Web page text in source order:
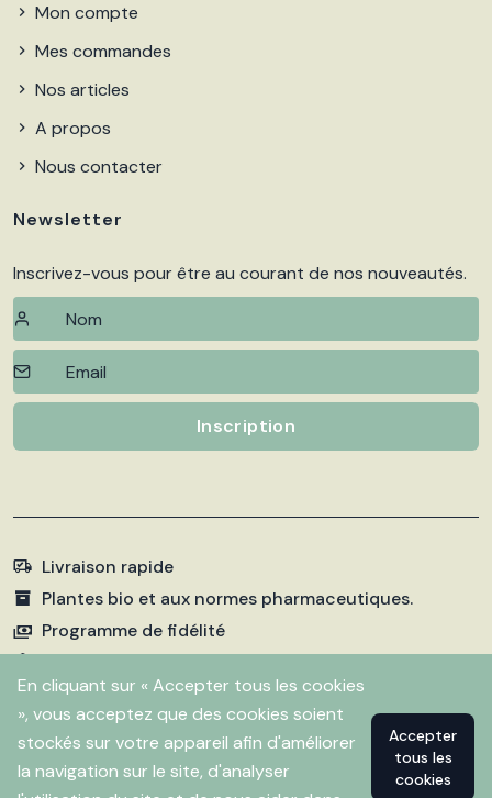
En cliquant sur « Accepter tous les cookies
», vous acceptez que des cookies soient
stockés sur votre appareil afin d'améliorer
la navigation sur le site, d'analyser
Accepter
tous les
cookies
Mon compte
Mes commandes
Nos articles
A propos
Nous contacter
Newsletter
Inscrivez-vous pour être au courant de nos nouveautés.
Inscription
Livraison rapide
Plantes bio et aux normes pharmaceutiques.
Programme de fidélité
Paiements sécurisés
2026 Pharmacie Fleurentin. Propulsé par Flitbix.com